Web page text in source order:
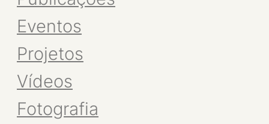
Eventos
Projetos
Vídeos
Fotografia